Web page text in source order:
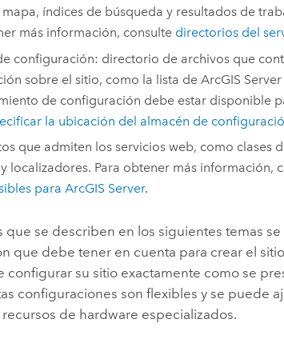
mapa, índices de búsqueda y resultados de
más información, consulte directorios del
configuración: directorio de archivos que
sobre el sitio, como la lista de ArcGIS Server
de configuración debe estar disponible
la ubicación del almacén de
que admiten los servicios web, como clases
localizadores. Para obtener más información,
para ArcGIS Server.
que se describen en los siguientes temas
que debe tener en cuenta para crear el
configurar su sitio exactamente como se
configuraciones son flexibles y se puede
de hardware especializados.